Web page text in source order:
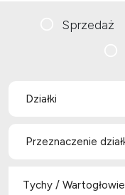
Sprzedaż